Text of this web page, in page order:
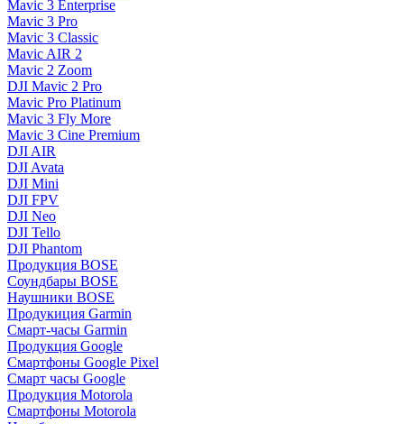
Mavic 3 Enterprise
Mavic 3 Pro
Mavic 3 Сlassic
Mavic AIR 2
Mavic 2 Zoom
DJI Mavic 2 Pro
Mavic Pro Platinum
Mavic 3 Fly More
Mavic 3 Cine Premium
DJI AIR
DJI Avata
DJI Mini
DJI FPV
DJI Neo
DJI Tello
DJI Phantom
Продукция BOSE
Соундбары BOSE
Наушники BOSE
Продукиция Garmin
Смарт-часы Garmin
Продукция Google
Смартфоны Google Pixel
Смарт часы Google
Продукция Motorola
Смартфоны Motorola